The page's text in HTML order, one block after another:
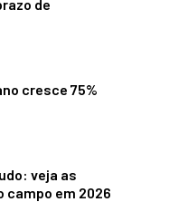
de
cresce 75%
veja as
campo em 2026